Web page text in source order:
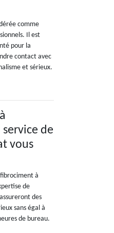
comme
Il est
pour la
contact avec
et sérieux.
de
vous
à
de
des
sans égal à
de bureau.